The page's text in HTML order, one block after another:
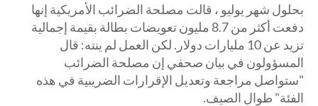
بحلول شهر يوليو ، قالت مصلحة الضرائب الأمريكية إنها
دفعت أكثر من 8.7 مليون تعويضات بطالة بقيمة إجمالية
تزيد عن 10 مليارات دولار. لكن العمل لم ينته: قال
المسؤولون في بيان صحفي إن مصلحة الضرائب
"ستواصل مراجعة وتعديل الإقرارات الضريبية في هذه
الفئة" طوال الصيف.